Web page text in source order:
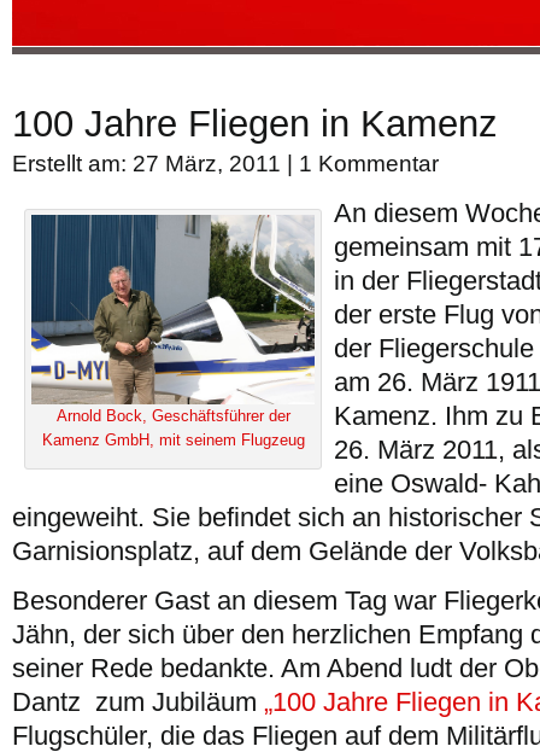
100 Jahre Fliegen in Kamenz
Erstellt am: 27 März, 2011 | 1 Kommentar
Arnold Bock, Geschäftsführer der
Kamenz GmbH, mit seinem Flugzeug
An diesem
gemeinsam mit
in der
der erste Flug
der
am 26. März
Kamenz. Ihm zu
26. März 2011,
eine Oswald-
eingeweiht. Sie befindet sich an historischer
Garnisionsplatz, auf dem Gelände der
Besonderer Gast an diesem Tag war
Jähn, der sich über den herzlichen Empfang
seiner Rede bedankte. Am Abend ludt der
Dantz zum Jubiläum „100 Jahre Fliegen in
Flugschüler, die das Fliegen auf dem